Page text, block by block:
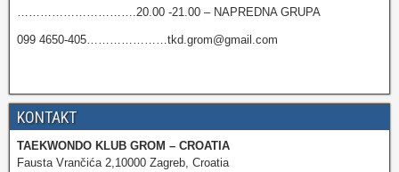
………………………….20.00 -21.00 – NAPREDNA GRUPA
099 4650-405…………………tkd.grom@gmail.com
KONTAKT
TAEKWONDO KLUB GROM – CROATIA
Fausta Vrančića 2,10000 Zagreb, Croatia